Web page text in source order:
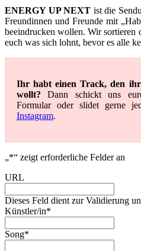
ENERGY UP NEXT ist die
Freundinnen und Freunde mit
beeindrucken wollen. Wir sortieren
euch was sich lohnt, bevor es alle
Ihr habt einen Track, den
wollt? Dann schickt uns
Formular oder slidet gerne
Instagram.
„*“ zeigt erforderliche Felder an
URL
Dieses Feld dient zur Validierung
Künstler/in*
Song*